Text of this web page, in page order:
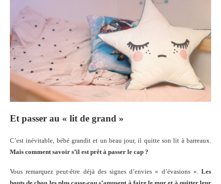
Et passer au « lit de grand »
C’est inévitable, bébé grandit et un beau jour, il quitte son lit à barreaux.
Mais comment savoir s’il est prêt à passer le cap ?
Vous remarquez peut-être déjà des signes d’envies « d’évasions ». Les